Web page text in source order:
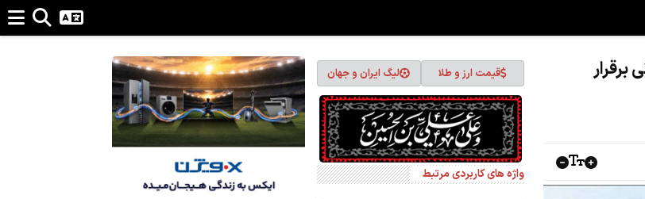
قیمت ارز و طلا لیگ ایران و جهان
واژه های کاربردی مرتبط